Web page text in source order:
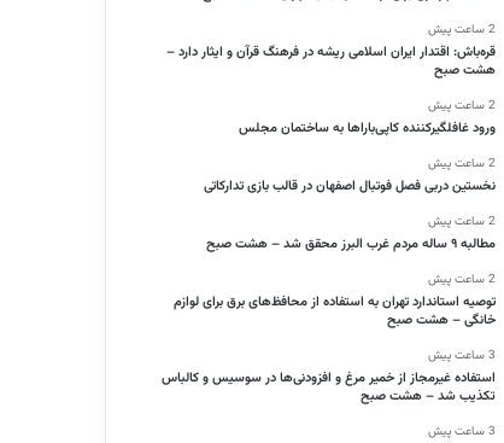
2 ساعت پیش
قره‌باش: اقتدار ایران اسلامی ریشه در فرهنگ قرآن و ایثار دارد –
هشت صبح
2 ساعت پیش
ورود غافلگیرکننده کاپی‌باراها به ساختمان مجلس
2 ساعت پیش
نخستین دربی فصل فوتبال اصفهان در قالب بازی تدارکاتی
2 ساعت پیش
مطالبه ۹ ساله مردم غرب البرز محقق شد – هشت صبح
2 ساعت پیش
توصیه استاندارد تهران به استفاده از محافظ‌های برق برای لوازم
خانگی – هشت صبح
3 ساعت پیش
استفاده غیرمجاز از خمیر مرغ و افزودنی‌ها در سوسیس و کالباس
تکذیب شد – هشت صبح
3 ساعت پیش